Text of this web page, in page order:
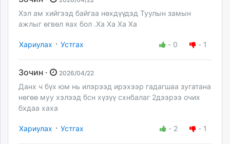
Хэл ам хийгээд байгаа нөхдүүдэд Туулын замын
ажлыг өгвөл яах бол .Ха Ха Ха Ха
Хариулах · Устгах - 0 - 1
Зочин · 2026/04/22
Данх ч бүх юм нь илэрээд ирэхээр гадагшаа зугатана
нөгөө муу хэлээд бсн хүзүү схнбалаг 2дээрээ очих
бхдаа хаха
Хариулах · Устгах - 2 - 1